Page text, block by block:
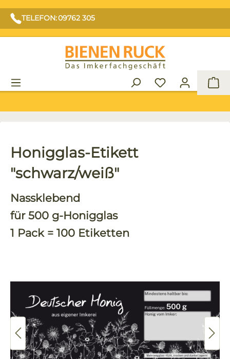
TELEFON: 09762 305
Honigglas-Etikett
"schwarz/weiß"
Nassklebend
für 500 g-Honigglas
1 Pack = 100 Etiketten